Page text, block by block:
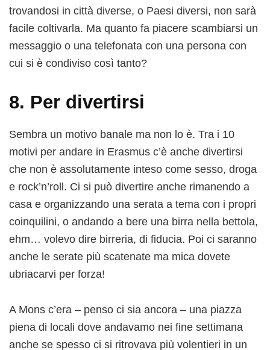
trovandosi in città diverse, o Paesi diversi, non sarà
facile coltivarla. Ma quanto fa piacere scambiarsi un
messaggio o una telefonata con una persona con
cui si è condiviso così tanto?
8. Per divertirsi
Sembra un motivo banale ma non lo è. Tra i 10
motivi per andare in Erasmus c’è anche divertirsi
che non è assolutamente inteso come sesso, droga
e rock’n’roll. Ci si può divertire anche rimanendo a
casa e organizzando una serata a tema con i propri
coinquilini, o andando a bere una birra nella bettola,
ehm… volevo dire birreria, di fiducia. Poi ci saranno
anche le serate più scatenate ma mica dovete
ubriacarvi per forza!
A Mons c’era – penso ci sia ancora – una piazza
piena di locali dove andavamo nei fine settimana
anche se spesso ci si ritrovava più volentieri in un